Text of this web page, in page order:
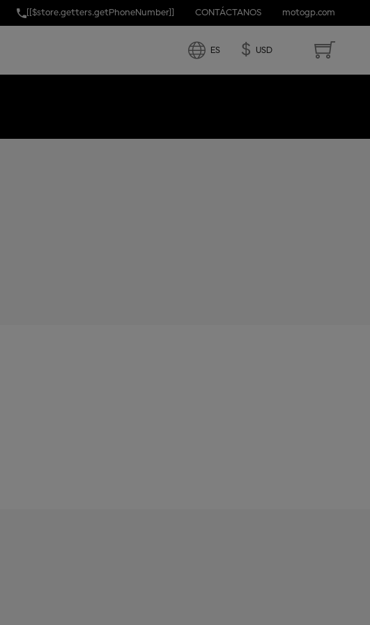
[[$store.getters.getPhoneNumber]] CONTÁCTANOS motogp.com
ES $ USD
STATES